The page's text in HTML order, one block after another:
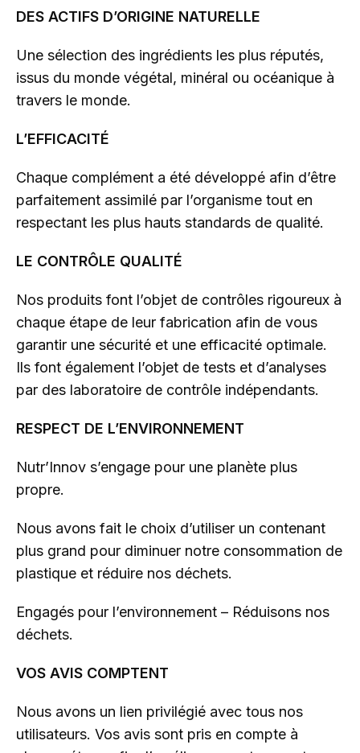
DES ACTIFS D’ORIGINE NATURELLE
Une sélection des ingrédients les plus réputés,
issus du monde végétal, minéral ou océanique à
travers le monde.
L’EFFICACITÉ
Chaque complément a été développé afin d’être
parfaitement assimilé par l’organisme tout en
respectant les plus hauts standards de qualité.
LE CONTRÔLE QUALITÉ
Nos produits font l’objet de contrôles rigoureux à
chaque étape de leur fabrication afin de vous
garantir une sécurité et une efficacité optimale.
Ils font également l’objet de tests et d’analyses
par des laboratoire de contrôle indépendants.
RESPECT DE L’ENVIRONNEMENT
Nutr’Innov s’engage pour une planète plus
propre.
Nous avons fait le choix d’utiliser un contenant
plus grand pour diminuer notre consommation de
plastique et réduire nos déchets.
Engagés pour l’environnement – Réduisons nos
déchets.
VOS AVIS COMPTENT
Nous avons un lien privilégié avec tous nos
utilisateurs. Vos avis sont pris en compte à